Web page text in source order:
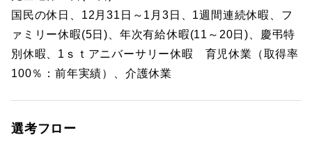
国民の休日、12月31日～1月3日、1週間連続休暇、フ
ァミリー休暇(5日)、年次有給休暇(11～20日)、慶弔特
別休暇、1ｓｔアニバーサリー休暇 育児休業（取得率
100％：前年実績）、介護休業
選考フロー